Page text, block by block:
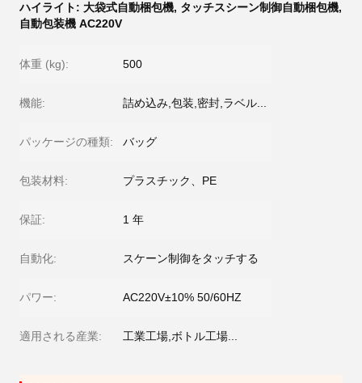
ハイライト: 大袋式自動梱包機, タッチスシーン制御自動梱包機,
自動包装機 AC220V
体重 (kg): 500
機能: 詰め込み,包装,密封,ラベル...
パッケージの種類: バッグ
包装材料: プラスチック、PE
保証: 1 年
自動化: スケーン制御をタッチする
パワー: AC220V±10% 50/60HZ
適用される産業: 工業工場,ボトル工場...